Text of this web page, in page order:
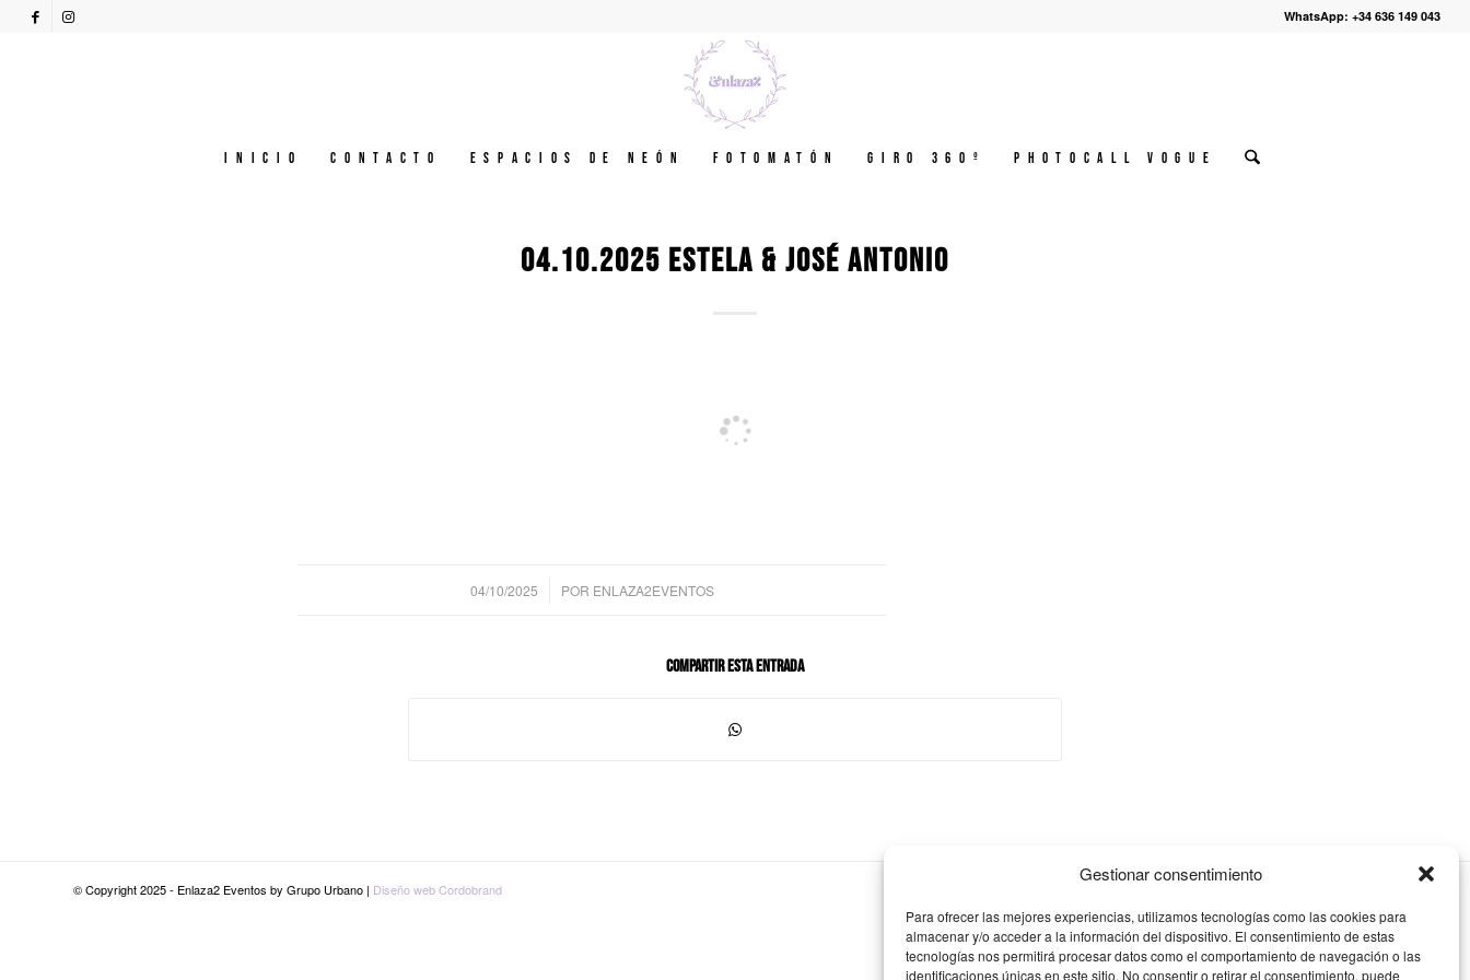
Gestionar consentimiento
Para ofrecer las mejores experiencias, utilizamos tecnologías como las cookies para
almacenar y/o acceder a la información del dispositivo. El consentimiento de estas
tecnologías nos permitirá procesar datos como el comportamiento de navegación o las
identificaciones únicas en este sitio. No consentir o retirar el consentimiento, puede
WhatsApp: +34 636 149 043
Inicio Contacto Espacios de neón Fotomatón GIRO 360º Photocall VOGUE
04.10.2025 ESTELA & JOSÉ ANTONIO
04/10/2025
/ POR ENLAZA2EVENTOS
Compartir esta entrada
© Copyright 2025 - Enlaza2 Eventos by Grupo Urbano | Diseño web Cordobrand